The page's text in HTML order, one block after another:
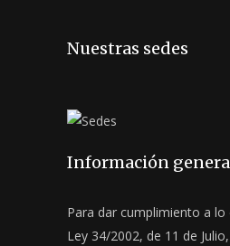
Nuestras sedes
Información
Para dar cumplimiento a lo
Ley 34/2002, de 11 de